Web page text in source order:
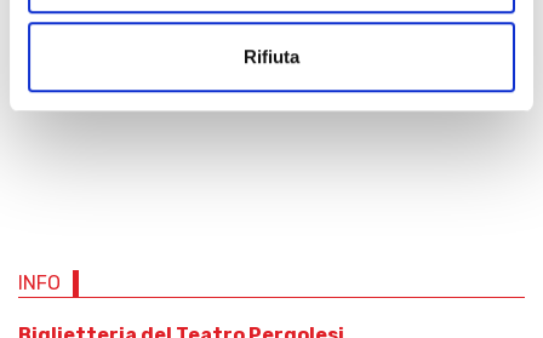
Rifiuta
(festivi esclusi);
da un'ora prima inizio spettacolo
INFO